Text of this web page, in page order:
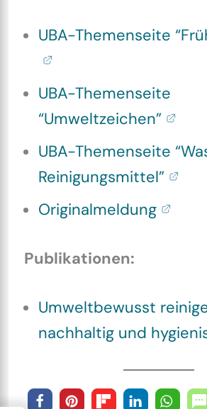
UBA-Themenseite
UBA-Themenseite
“Umweltzeichen”
UBA-Themenseite
Reinigungsmittel”
Originalmeldung
Publikationen:
Umweltbewusst
nachhaltig und